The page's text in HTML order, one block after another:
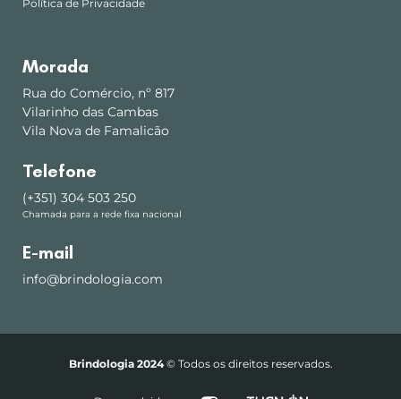
Política de Privacidade
Morada
Rua do Comércio, nº 817
Vilarinho das Cambas
Vila Nova de Famalicão
Telefone
(+351) 304 503 250
Chamada para a rede fixa nacional
E-mail
info@brindologia.com
Brindologia 2024© Todos os direitos reservados.